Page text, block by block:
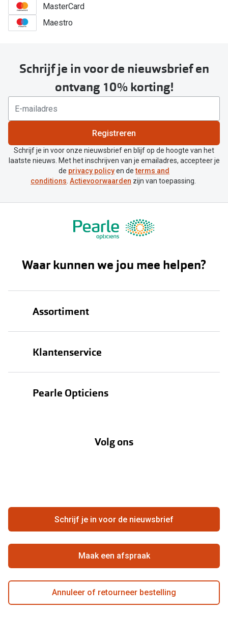
MasterCard
Maestro
Schrijf je in voor de nieuwsbrief en
ontvang 10% korting!
Registreren
Schrijf je in voor onze nieuwsbrief en blijf op de hoogte van het
laatste nieuws. Met het inschrijven van je emailadres, accepteer je
de privacy policyen determs and
conditions. Actievoorwaarden zijn van toepassing.
Waar kunnen we jou mee helpen?
Assortiment
Klantenservice
Verzending
Hier de overeenkomst ontbinden
Zorgvergoeding
Pearle Opticiens
Ondernemen bij Pearle
Beste winkelketen
Actievoorwaarden
Volg ons
Schrijf je in voor de nieuwsbrief
Maak een afspraak
Annuleer of retourneer bestelling